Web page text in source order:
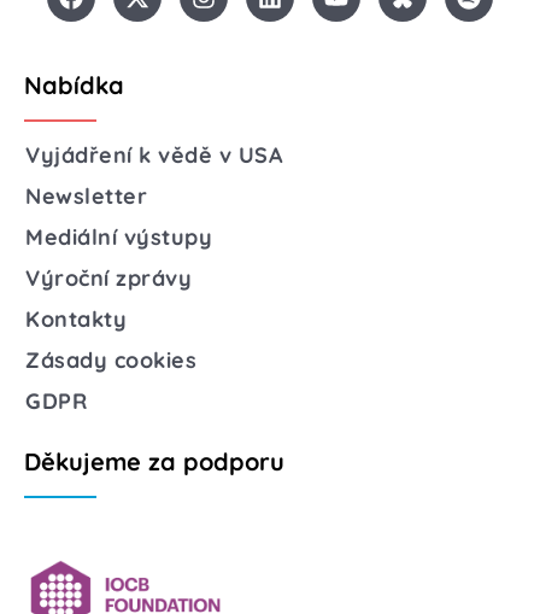
Nabídka
Vyjádření k vědě v USA
Newsletter
Mediální výstupy
Výroční zprávy
Kontakty
Zásady cookies
GDPR
Děkujeme za podporu